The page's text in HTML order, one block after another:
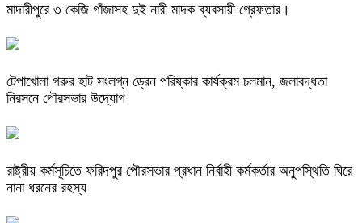
মাদারীপুরে ৩ কেজি গাঁজাসহ দুই নারী মাদক ব্যবসায়ী গ্রেফতার।
টেপাখোলা গরুর হাট সংলগ্ন ড্রেন পরিষ্কার কার্যক্রম চলমান, জলাবদ্ধতা
নিরসনে পৌরসভার উদ্যোগ
রাষ্ট্রীয় কর্মসূচিতে ফরিদপুর পৌরসভার প্রধান নির্বাহী কর্মকর্তার অনুপস্থিতি ঘিরে
নানা ধরনের রহস্য